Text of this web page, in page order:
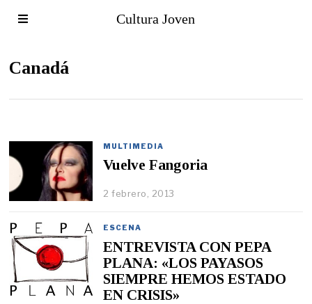
Cultura Joven
Canadá
MULTIMEDIA
Vuelve Fangoria
2 febrero, 2013
ESCENA
ENTREVISTA CON PEPA
PLANA: «LOS PAYASOS
SIEMPRE HEMOS ESTADO
EN CRISIS»